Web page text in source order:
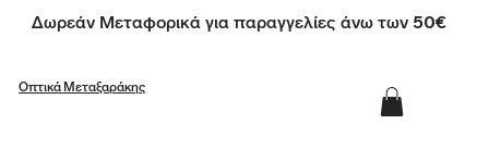
Δωρεάν Μεταφορικά για παραγγελίες άνω των 50€
Οπτικά Μεταξαράκης